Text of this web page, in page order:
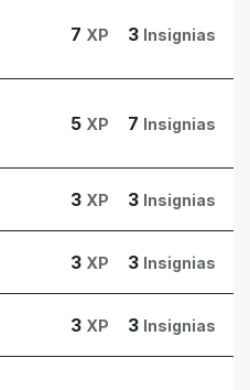
7 XP 3 Insignias
5 XP 7 Insignias
3 XP 3 Insignias
3 XP 3 Insignias
3 XP 3 Insignias